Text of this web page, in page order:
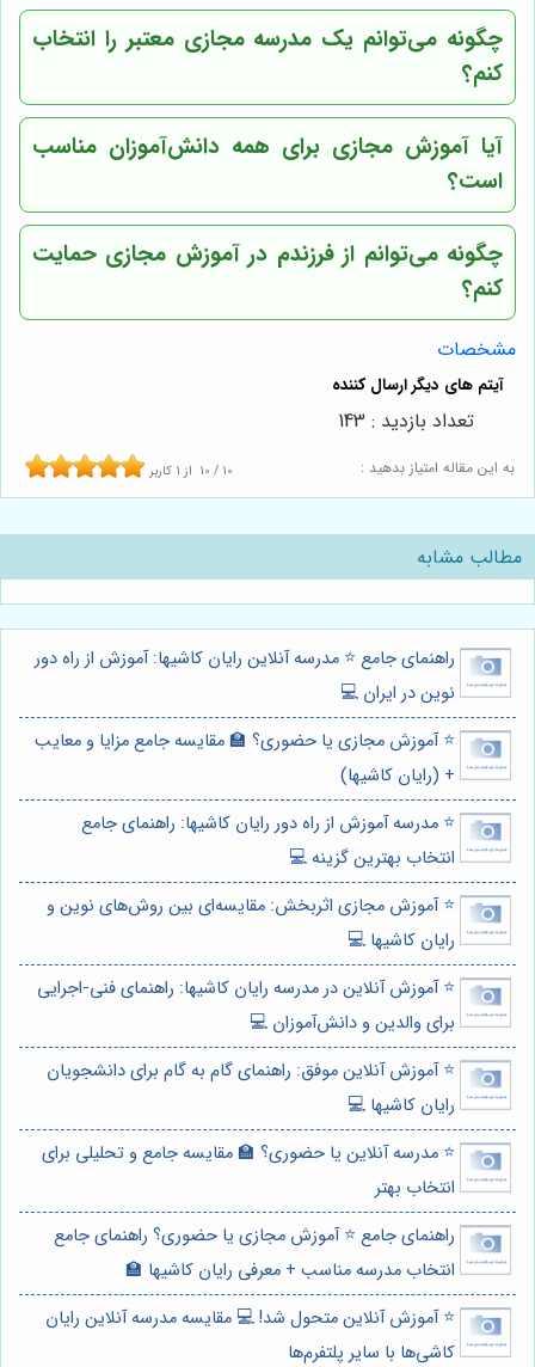
چگونه می‌توانم یک مدرسه مجازی معتبر را انتخاب
کنم؟
آیا آموزش مجازی برای همه دانش‌آموزان مناسب
است؟
چگونه می‌توانم از فرزندم در آموزش مجازی حمایت
کنم؟
مشخصات
به این مقاله امتیاز بدهید : 10 / 10 از 1 کاربر
تعداد بازدید : 143
مطالب مشابه
راهنمای جامع ⭐️ مدرسه آنلاین رایان کاشیها: آموزش از راه دور
نوین در ایران 💻
⭐️ آموزش مجازی یا حضوری؟ 🏫 مقایسه جامع مزایا و معایب
+ (رایان کاشیها)
⭐️ مدرسه آموزش از راه دور رایان کاشیها: راهنمای جامع
انتخاب بهترین گزینه 💻
⭐️ آموزش مجازی اثربخش: مقایسه‌ای بین روش‌های نوین و
رایان کاشیها 💻
⭐️ آموزش آنلاین در مدرسه رایان کاشیها: راهنمای فنی-اجرایی
برای والدین و دانش‌آموزان 💻
⭐️ آموزش آنلاین موفق: راهنمای گام به گام برای دانشجویان
رایان کاشیها 💻
⭐️ مدرسه آنلاین یا حضوری؟ 🏫 مقایسه جامع و تحلیلی برای
انتخاب بهتر
راهنمای جامع ⭐️ آموزش مجازی یا حضوری؟ راهنمای جامع
انتخاب مدرسه مناسب + معرفی رایان کاشیها 🏫
⭐️ آموزش آنلاین متحول شد! 💻 مقایسه مدرسه آنلاین رایان
کاشی‌ها با سایر پلتفرم‌ها